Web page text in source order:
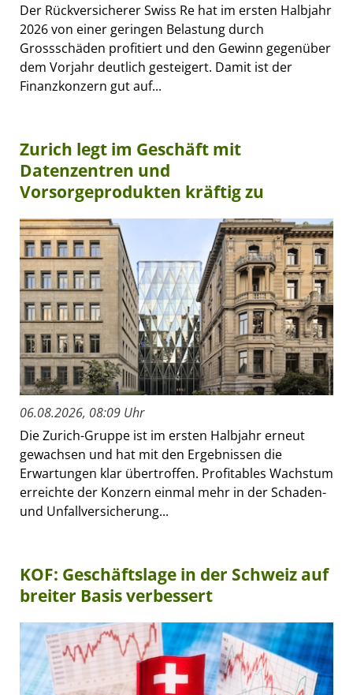
Der Rückversicherer Swiss Re hat im ersten Halbjahr
2026 von einer geringen Belastung durch
Grossschäden profitiert und den Gewinn gegenüber
dem Vorjahr deutlich gesteigert. Damit ist der
Finanzkonzern gut auf...
Zurich legt im Geschäft mit
Datenzentren und
Vorsorgeprodukten kräftig zu
06.08.2026, 08:09 Uhr
Die Zurich-Gruppe ist im ersten Halbjahr erneut
gewachsen und hat mit den Ergebnissen die
Erwartungen klar übertroffen. Profitables Wachstum
erreichte der Konzern einmal mehr in der Schaden-
und Unfallversicherung...
KOF: Geschäftslage in der Schweiz auf
breiter Basis verbessert